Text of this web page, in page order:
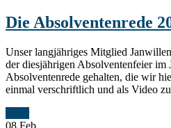
Die Absolventenrede
Unser langjähriges Mitglied
der diesjährigen Absolventenfeier im
Absolventenrede gehalten, die wir
einmal verschriftlich und als Video